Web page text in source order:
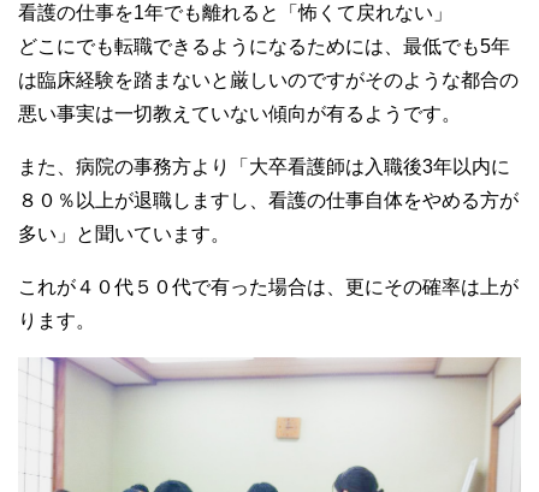
看護の仕事を1年でも離れると「怖くて戻れない」
どこにでも転職できるようになるためには、最低でも5年
は臨床経験を踏まないと厳しいのですがそのような都合の
悪い事実は一切教えていない傾向が有るようです。
また、病院の事務方より「大卒看護師は入職後3年以内に
８０％以上が退職しますし、看護の仕事自体をやめる方が
多い」と聞いています。
これが４０代５０代で有った場合は、更にその確率は上が
ります。